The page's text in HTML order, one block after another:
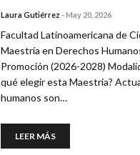
Laura Gutiérrez -May 20, 2026
Facultad Latinoamericana de
Maestría en Derechos
Promoción (2026-2028)
qué elegir esta Maestría?
humanos son…
LEER MÁS